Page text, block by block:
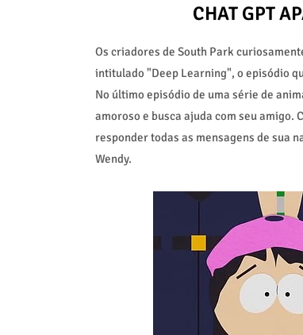
CHAT GPT
Os criadores de South Park
intitulado "Deep Learning", o episódio
No último episódio de uma série de
amoroso e busca ajuda com seu amigo.
responder todas as mensagens de sua
Wendy.